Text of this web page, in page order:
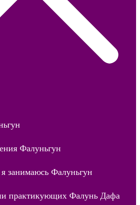
Фалуньгун
занимаюсь Фалуньгун
практикующих Фалунь Дафа